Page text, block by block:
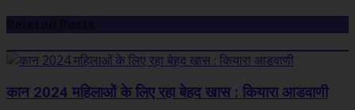
कान 2024 महिलाओं के लिए रहा बेहद खास : कियारा आडवाणी